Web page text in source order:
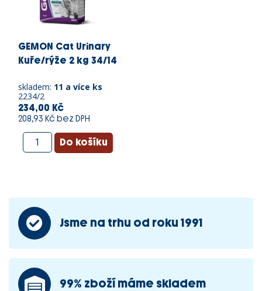
GEMON Cat Urinary
Kuře/rýže 2 kg 34/14
skladem: 11 a více ks
2234/2
234,00 Kč
208,93 Kč bez DPH
Jsme na trhu od roku 1991
99% zboží máme skladem